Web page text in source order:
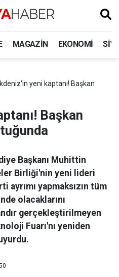
MAGAZIN EKONOMI
yeni kaptanı! Başkan
Başkan
Başkanı Muhittin
Birliği'nin yeni lideri
ayrımı yapmaksızın tüm
olacaklarını
gerçekleştirilmeyen
Fuarı'nı yeniden